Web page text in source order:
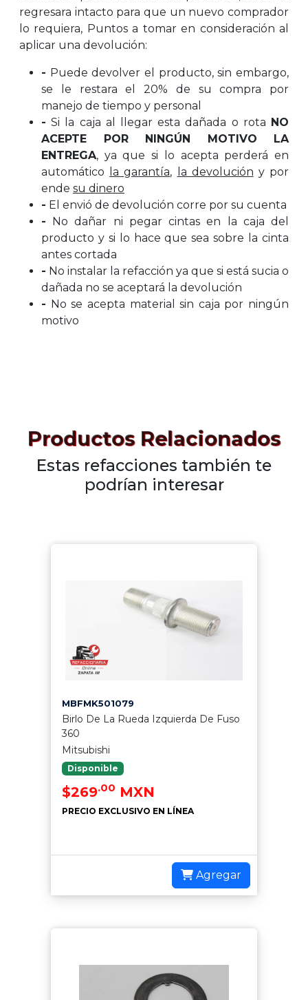
regresara intacto para que un nuevo comprador
lo requiera, Puntos a tomar en consideración al
aplicar una devolución:
- Puede devolver el producto, sin embargo,
se le restara el 20% de su compra por
manejo de tiempo y personal
- Si la caja al llegar esta dañada o rota NO
ACEPTE POR NINGÚN MOTIVO LA
ENTREGA, ya que si lo acepta perderá en
automático
la garantía, la devolución y por
ende su dinero
- El envió de devolución corre por su cuenta
- No dañar ni pegar cintas en la caja del
producto y si lo hace que sea sobre la cinta
antes cortada
- No instalar la refacción ya que si está sucia o
dañada no se aceptará la devolución
- No se acepta material sin caja por ningún
motivo
Productos Relacionados
Estas refacciones también te
podrían interesar
MBFMK501079
Birlo De La Rueda Izquierda De Fuso
360
Mitsubishi
Disponible
$269.00 MXN
PRECIO EXCLUSIVO EN LÍNEA
Agregar